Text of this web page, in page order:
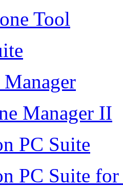
Tool
Manager II
PC Suite
PC Suite